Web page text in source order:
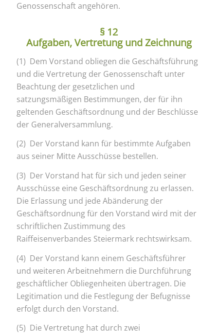
Genossenschaft angehören.
§ 12
Aufgaben, Vertretung und Zeichnung
(1) Dem Vorstand obliegen die Geschäftsführung
und die Vertretung der Genossenschaft unter
Beachtung der gesetzlichen und
satzungsmäßigen Bestimmungen, der für ihn
geltenden Geschäftsordnung und der Beschlüsse
der Generalversammlung.
(2) Der Vorstand kann für bestimmte Aufgaben
aus seiner Mitte Ausschüsse bestellen.
(3) Der Vorstand hat für sich und jeden seiner
Ausschüsse eine Geschäftsordnung zu erlassen.
Die Erlassung und jede Abänderung der
Geschäftsordnung für den Vorstand wird mit der
schriftlichen Zustimmung des
Raiffeisenverbandes Steiermark rechtswirksam.
(4) Der Vorstand kann einem Geschäftsführer
und weiteren Arbeitnehmern die Durchführung
geschäftlicher Obliegenheiten übertragen. Die
Legitimation und die Festlegung der Befugnisse
erfolgt durch den Vorstand.
(5) Die Vertretung hat durch zwei